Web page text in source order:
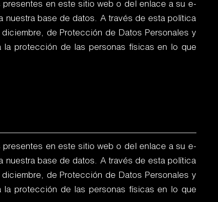
en este sitio web o del enlace a su e-
nuestra base de datos. A través de esta política
de Protección de Datos Personales y
la protección de las personas físicas en lo que
en este sitio web o del enlace a su e-
nuestra base de datos. A través de esta política
de Protección de Datos Personales y
la protección de las personas físicas en lo que